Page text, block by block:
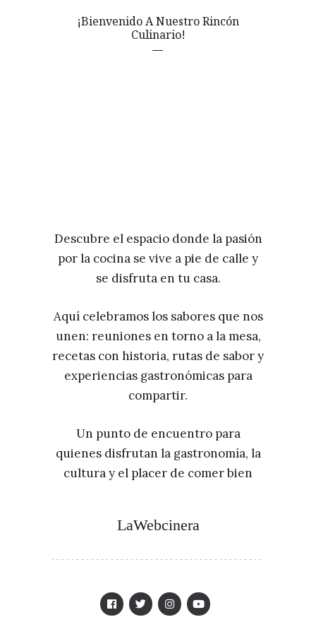
¡Bienvenido A Nuestro Rincón
Culinario!
Descubre el espacio donde la pasión
por la cocina se vive a pie de calle y
se disfruta en tu casa.
Aquí celebramos los sabores que nos
unen: reuniones en torno a la mesa,
recetas con historia, rutas de sabor y
experiencias gastronómicas para
compartir.
Un punto de encuentro para
quienes disfrutan la gastronomía, la
cultura y el placer de comer bien
LaWebcinera